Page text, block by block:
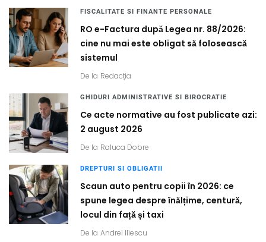
FISCALITATE SI FINANTE PERSONALE
RO e-Factura după Legea nr. 88/2026:
cine nu mai este obligat să folosească
sistemul
De la Redacția
GHIDURI ADMINISTRATIVE SI BIROCRATIE
Ce acte normative au fost publicate azi:
2 august 2026
De la Raluca Dobre
DREPTURI SI OBLIGATII
Scaun auto pentru copii în 2026: ce
spune legea despre înălțime, centură,
locul din față și taxi
De la Andrei Iliescu